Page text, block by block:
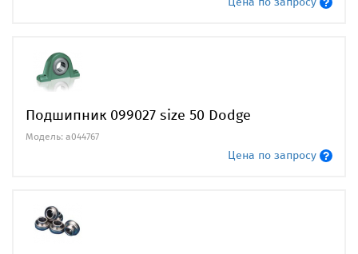
Подшипник 099027 size 50 Dodge
Модель: a044767
Цена по запросу